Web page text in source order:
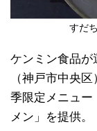
すだ
ケンミン食品が
（神戸市中央
季限定メニュー
メン」を提供。